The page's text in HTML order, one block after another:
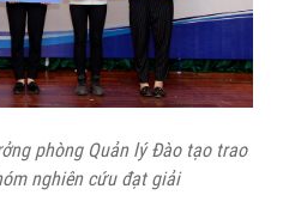
phòng Quản lý Đào tạo trao
nghiên cứu đạt giải